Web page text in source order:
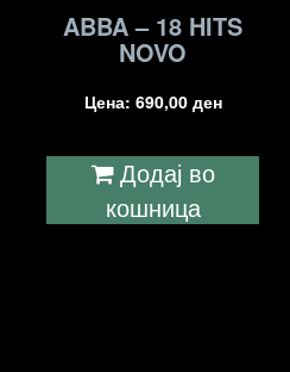
ABBA – 18 HITS
NOVO
Цена: 690,00 ден
Додај во
кошница